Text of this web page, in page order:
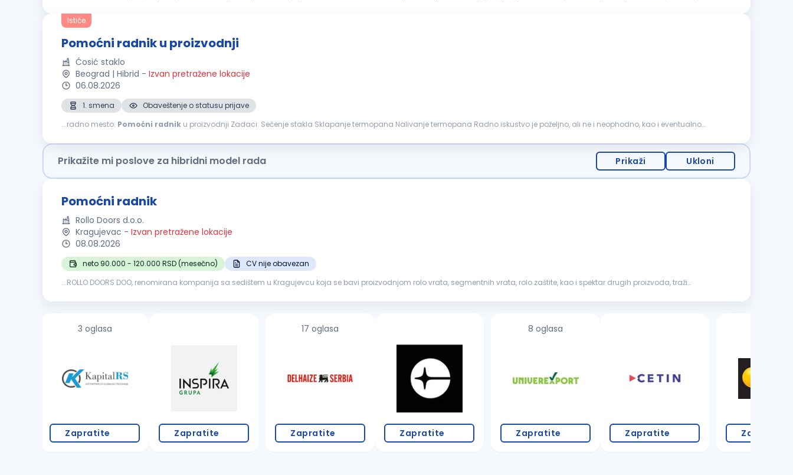
Ističe
Pomoćni radnik u proizvodnji
Ćosić staklo
Beograd | Hibrid - Izvan pretražene lokacije
06.08.2026
1. smena
Obaveštenje o statusu prijave
...radno mesto: Pomoćni radnik u proizvodnji Zadaci: Sečenje stakla Sklapanje termopana Nalivanje termopana Radno iskustvo je poželjno, ali ne i neophodno, kao i eventualno
Prikažite mi poslove za hibridni model rada Prikaži Ukloni
Pomoćni radnik
Rollo Doors d.o.o.
Kragujevac - Izvan pretražene lokacije
08.08.2026
neto 90.000 - 120.000 RSD (mesečno)
CV nije obavezan
...ROLLO DOORS DOO, renomirana kompanija sa sedištem u Kragujevcu koja se bavi proizvodnjom rolo vrata, segmentnih vrata, rolo zaštite, kao i spektar drugih proizvoda, traži
3 oglasa
Zapratite Zapratite
17 oglasa
Zapratite Zapratite
8 oglasa
Zapratite Zapratite Zapratite